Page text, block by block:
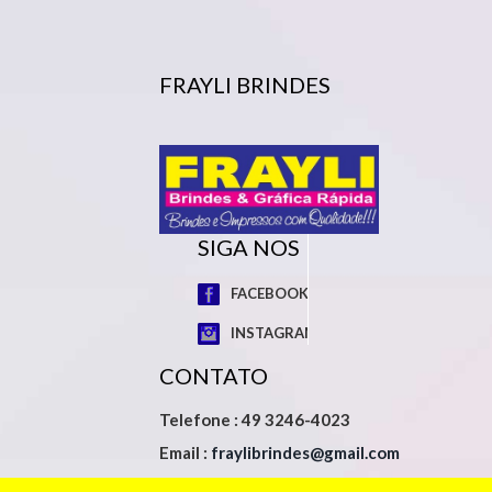
FRAYLI BRINDES
SIGA NOS
FACEBOOK
INSTAGRAM
CONTATO
Telefone : 49 3246-4023
Email : fraylibrindes@gmail.com